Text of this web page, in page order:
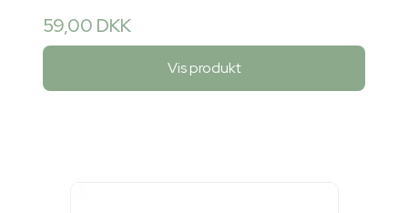
59,00 DKK
Vis produkt